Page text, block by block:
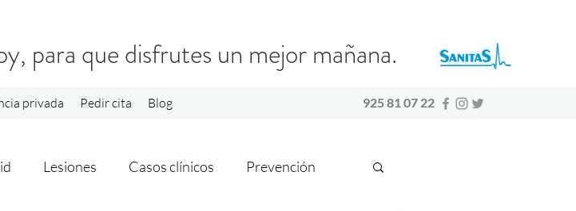
para que disfrutes un mejor mañana.
privada Pedir cita Blog 925 81 07 22
Lesiones Casos clínicos Prevención